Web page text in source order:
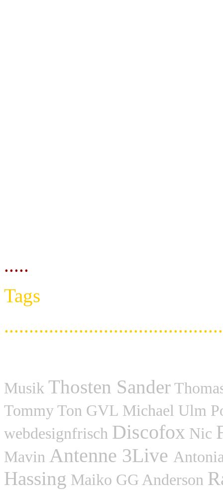
.....
Tags
Musik Thosten Sander
Tommy Ton GVL Michael Ulm
webdesignfrisch Discofox Nic
Mavin Antenne 3Live
Hassing Maiko GG Anderson